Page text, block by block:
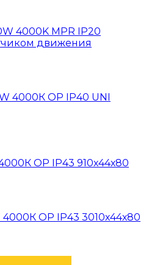
4000K MPR IP20
движения
4000К OP IP40 UNI
OP IP43 910х44х80
4000К OP IP43 3010х44х80